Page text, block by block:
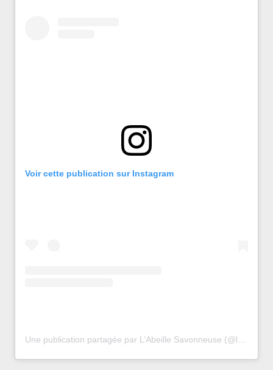
Voir cette publication sur Instagram
Une publication partagée par L’Abeille Savonneuse (@labeillesavonneuse)